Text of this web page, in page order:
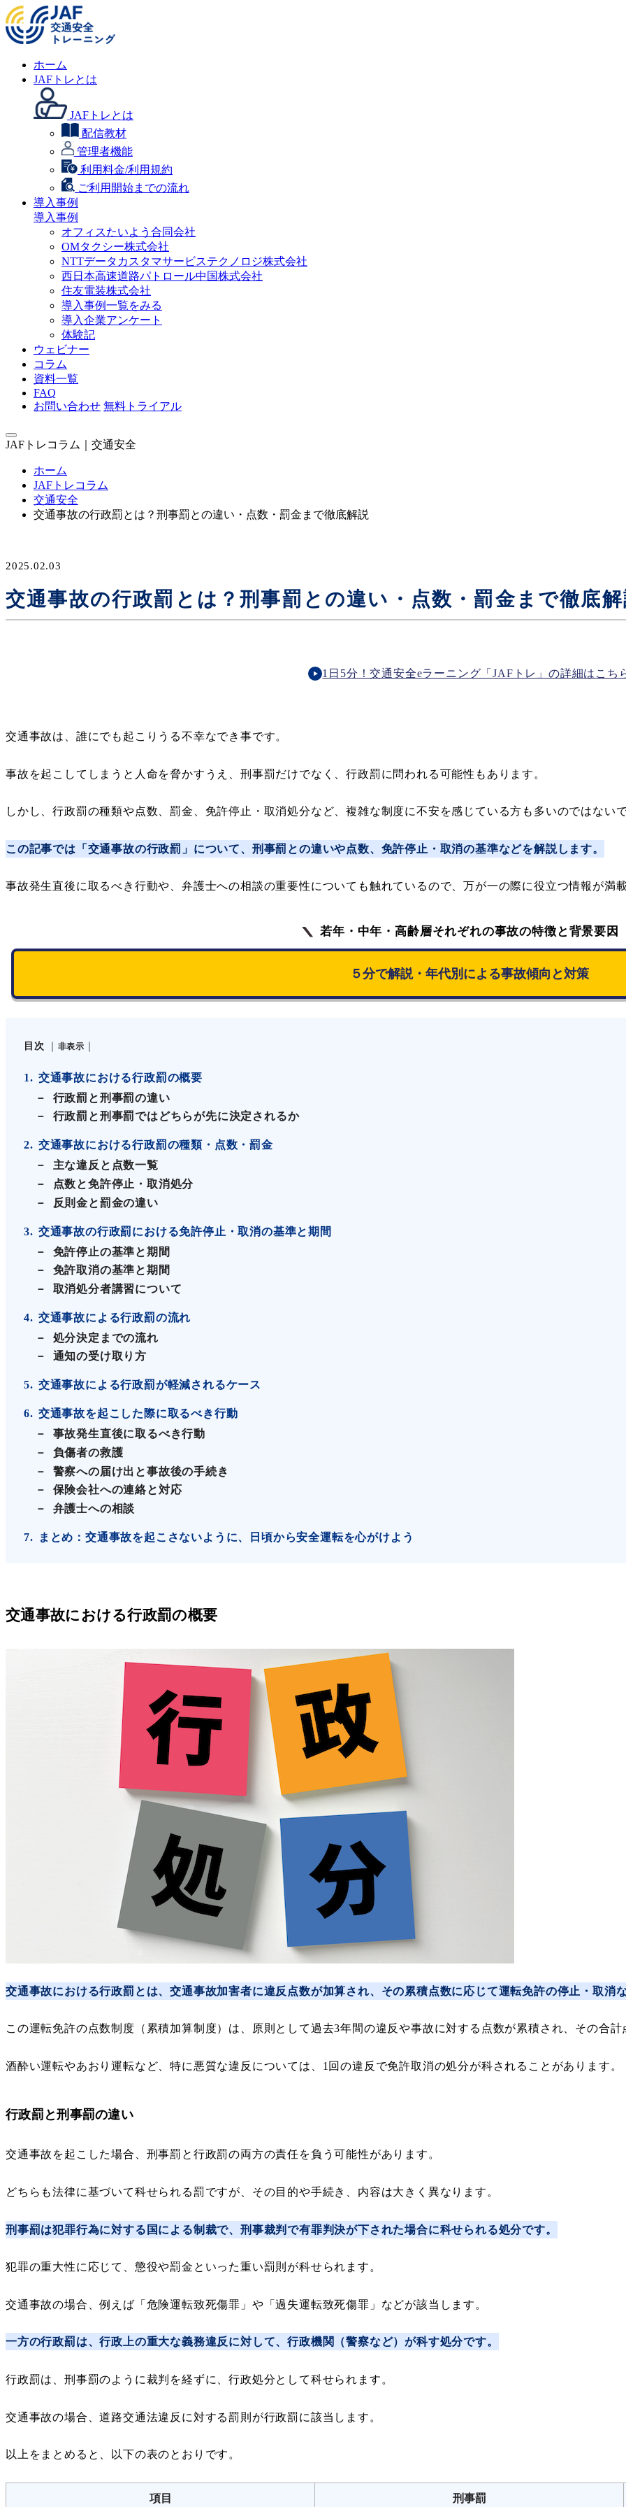
ホーム
JAFトレとは
JAFトレとは
配信教材
管理者機能
利用料金/利用規約
ご利用開始までの流れ
導入事例
導入事例
オフィスたいよう合同会社
OMタクシー株式会社
NTTデータカスタマサービステクノロジ株式会社
西日本高速道路パトロール中国株式会社
住友電装株式会社
導入事例一覧をみる
導入企業アンケート
体験記
ウェビナー
コラム
資料一覧
FAQ
お問い合わせ 無料トライアル
JAFトレコラム｜交通安全
ホーム
JAFトレコラム
交通安全
交通事故の行政罰とは？刑事罰との違い・点数・罰金まで徹底解説
2025.02.03
交通事故の行政罰とは？刑事罰との違い・点数・罰金まで徹底
1日5分！交通安全eラーニング「JAFトレ」の詳細はこち
交通事故は、誰にでも起こりうる不幸なでき事です。
事故を起こしてしまうと人命を脅かすうえ、刑事罰だけでなく、行政罰に問われる可能性もあります。
しかし、行政罰の種類や点数、罰金、免許停止・取消処分など、複雑な制度に不安を感じている方も多いのではない
この記事では「交通事故の行政罰」について、刑事罰との違いや点数、免許停止・取消の基準などを解説します。
事故発生直後に取るべき行動や、弁護士への相談の重要性についても触れているので、万が一の際に役立つ情報が満
若年・中年・高齢層それぞれの事故の特徴と背景要因
５分で解説・年代別による事故傾向と対策
目次 非表示
1
交通事故における行政罰の概要
行政罰と刑事罰の違い
行政罰と刑事罰ではどちらが先に決定されるか
2
交通事故における行政罰の種類・点数・罰金
主な違反と点数一覧
点数と免許停止・取消処分
反則金と罰金の違い
3
交通事故の行政罰における免許停止・取消の基準と期間
免許停止の基準と期間
免許取消の基準と期間
取消処分者講習について
4
交通事故による行政罰の流れ
処分決定までの流れ
通知の受け取り方
5 交通事故による行政罰が軽減されるケース
6
交通事故を起こした際に取るべき行動
事故発生直後に取るべき行動
負傷者の救護
警察への届け出と事故後の手続き
保険会社への連絡と対応
弁護士への相談
7 まとめ：交通事故を起こさないように、日頃から安全運転を心がけよう
交通事故における行政罰の概要
交通事故における行政罰とは、交通事故加害者に違反点数が加算され、その累積点数に応じて運転免許の停止・取消
この運転免許の点数制度（累積加算制度）は、原則として過去3年間の違反や事故に対する点数が累積され、その合
酒酔い運転やあおり運転など、特に悪質な違反については、1回の違反で免許取消の処分が科されることがあります。
行政罰と刑事罰の違い
交通事故を起こした場合、刑事罰と行政罰の両方の責任を負う可能性があります。
どちらも法律に基づいて科せられる罰ですが、その目的や手続き、内容は大きく異なります。
刑事罰は犯罪行為に対する国による制裁で、刑事裁判で有罪判決が下された場合に科せられる処分です。
犯罪の重大性に応じて、懲役や罰金といった重い罰則が科せられます。
交通事故の場合、例えば「危険運転致死傷罪」や「過失運転致死傷罪」などが該当します。
一方の行政罰は、行政上の重大な義務違反に対して、行政機関（警察など）が科す処分です。
行政罰は、刑事罰のように裁判を経ずに、行政処分として科せられます。
交通事故の場合、道路交通法違反に対する罰則が行政罰に該当します。
以上をまとめると、以下の表のとおりです。
項目 刑事罰